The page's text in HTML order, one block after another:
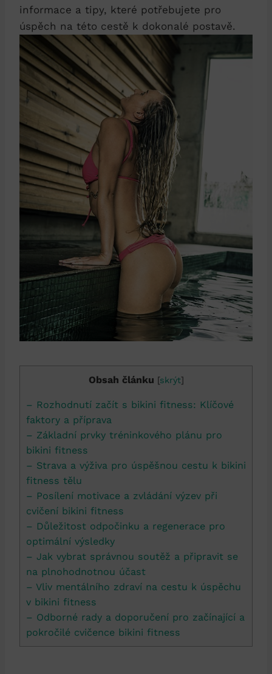
informace a tipy, které potřebujete pro
úspěch na ‌této ⁢cestě ​k dokonalé postavě.
Obsah článku [skrýt]
– Rozhodnutí⁢ začít ‍s bikini fitness: Klíčové
faktory a příprava
– Základní prvky tréninkového ​plánu‌ pro
bikini⁤ fitness
– ‍Strava a⁣ výživa pro úspěšnou cestu‌ k bikini
‌fitness tělu
– ‌Posílení motivace a ⁤zvládání výzev při
cvičení bikini fitness
– Důležitost odpočinku a ⁣regenerace pro
optimální výsledky
– Jak vybrat⁣ správnou​ soutěž a připravit se
na⁣ plnohodnotnou účast
– Vliv mentálního zdraví na cestu ​k úspěchu
v⁢ bikini ‍fitness
– ‌Odborné rady a ‍doporučení​ pro začínající a
​pokročilé cvičence bikini fitness